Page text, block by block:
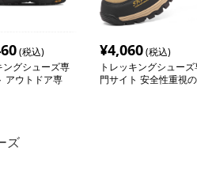
(税込)
ングシューズ専
アウトドア専
¥4,060(税込)
トレッキングシューズ
門サイト 安全性重視の
ズ